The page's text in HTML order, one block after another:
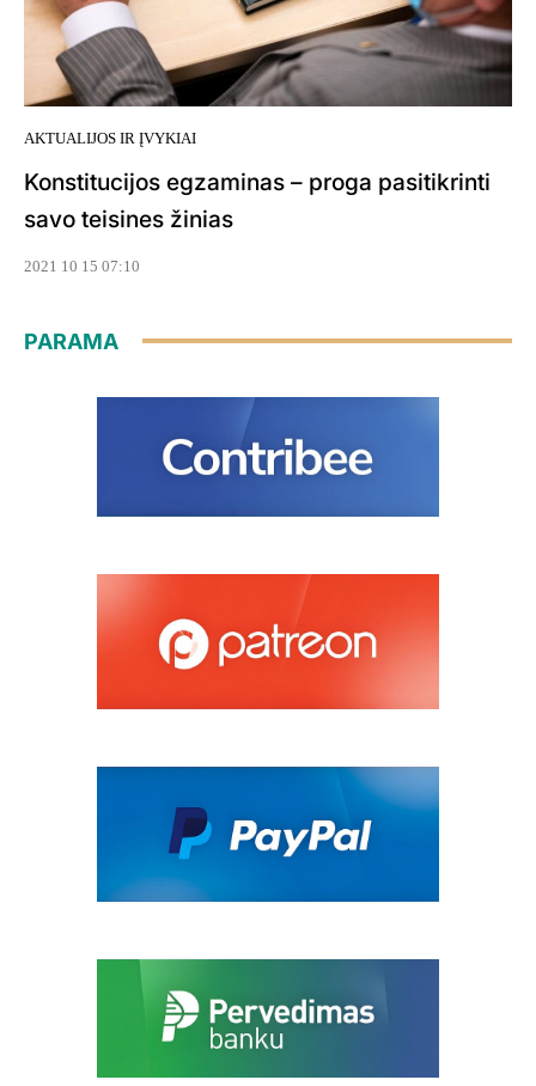
AKTUALIJOS IR ĮVYKIAI
Konstitucijos egzaminas – proga pasitikrinti
savo teisines žinias
2021 10 15 07:10
PARAMA